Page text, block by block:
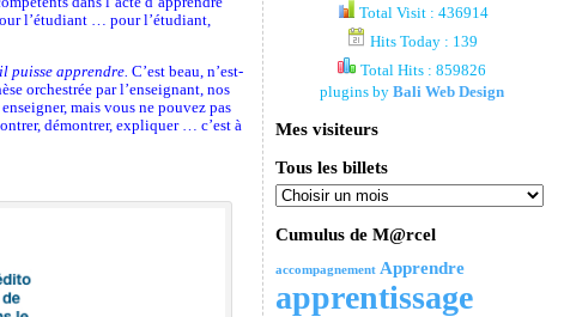
l’étudiant … pour l’étudiant,
puisse apprendre. C’est beau, n’est-
orchestrée par l’enseignant, nos
mais vous ne pouvez pas
démontrer, expliquer … c’est à
Total Visit : 436914
Hits Today : 139
Total Hits : 859826
plugins byBali Web Design
Mes visiteurs
Tous les billets
Cumulus de M@rcel
accompagnement Apprendre
apprentissage